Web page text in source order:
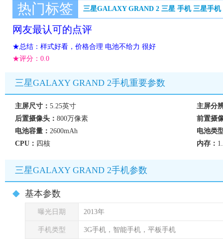
热门标签 三星GALAXY GRAND 2 三星 手机 三星手机
网友最认可的点评
★总结：样式好看，价格合理 电池不给力 很好
★评分： 0.0
三星GALAXY GRAND 2手机重要参数
主屏尺寸： 5.25英寸
主屏分
后置摄像头： 800万像素
前置摄
电池容量： 2600mAh
电池类
CPU： 四核 内存：
三星GALAXY GRAND 2手机参数
基本参数
曝光日期 2013年
手机类型 3G手机，智能手机，平板手机